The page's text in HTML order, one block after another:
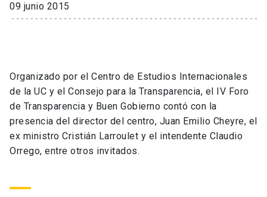
Internacionalización
Vinculación
Universidad
Información para keyboard_arrow_down
Futuros estudiantes
Estudiantes
Go to english site
ACCESOS DIRECTOS
09 junio 2015
Organizado por el Centro de Estudios Internacionales
de la UC y el Consejo para la Transparencia, el IV Foro
de Transparencia y Buen Gobierno contó con la
presencia del director del centro, Juan Emilio Cheyre, el
ex ministro Cristián Larroulet y el intendente Claudio
Orrego, entre otros invitados.